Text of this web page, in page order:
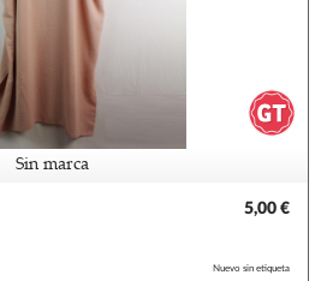
Sin marca
5,00 €
Nuevo sin etiqueta